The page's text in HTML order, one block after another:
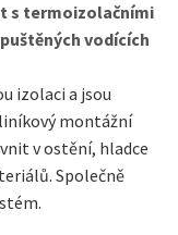
s termoizolačními
vodících
izolaci a jsou
montážní
v ostění, hladce
Společně